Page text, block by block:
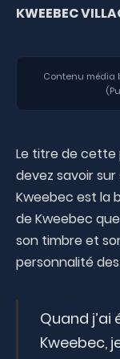
KWEEBEC
Contenu média
Le titre de cette
devez savoir sur
Kweebec est la
de Kweebec
son timbre et
personnalité
Quand
Kweebec,